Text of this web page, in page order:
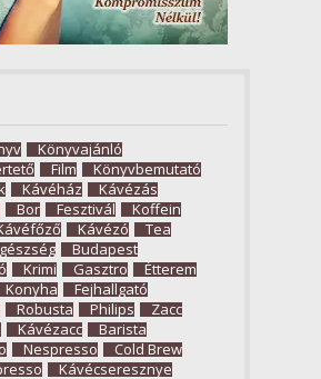
Könyvajánló
Film
Könyvbemutató
Kávéház
Kávézás
Bor Fesztivál
Koffein
Kávézó
Tea
Budapest
Krimi Gasztro
Étterem
Konyha
Fejhallgató
Robusta Philips
Zacc
Kávézacc
Barista
Nespresso
Cold Brew
Kávécseresznye